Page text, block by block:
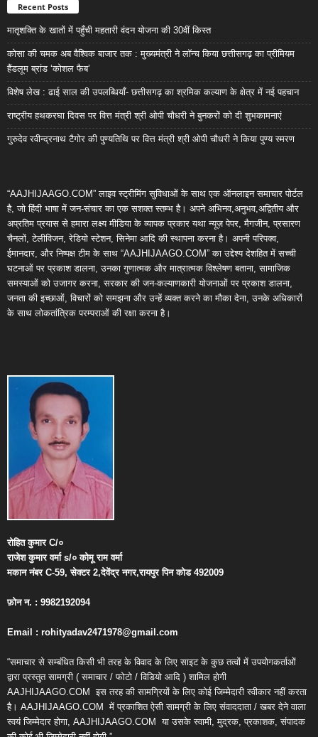
Recent Posts
मातृशक्ति के खातों में पहुँची महतारी वंदन योजना की 30वीं किस्त
कोसा की चमक अब वैश्विक बाजार तक : मुख्यमंत्री ने लॉन्च किया छत्तीसगढ़ का प्रीमियम
हैंडलूम ब्रांड ‘कोशल फैब’
विशेष लेख : ढाई साल की उपलब्धियाँ- छत्तीसगढ़ का श्रमिक कल्याण के क्षेत्र में नई पहचान
राष्ट्रीय हथकरघा दिवस पर वित्त मंत्री श्री ओपी चौधरी ने बुनकरों को दी शुभकामनाएं
गुरुदेव रवीन्द्रनाथ टैगोर की पुण्यतिथि पर वित्त मंत्री श्री ओपी चौधरी ने किया पुण्य स्मरण
“AAJHIJAAGO.COM” लाइव स्ट्रीमिंग सुविधाओं के साथ एक ऑनलाइन समाचार पोर्टल
है, जो हिंदी भाषा में जन-संचार का एक सशक्त स्तम्भ है। अपने अभिनव,अनुभव,अद्वितीय और
अप्रतिम प्रयास से हमारा लक्ष्य मीडिया के व्यापक प्रकार यथा न्यूज़ पेपर, मैगजीन, प्रसारण
चैनलों, टेलीविजन, रेडियो स्टेशन, सिनेमा आदि की स्थापना करना है। अपनी परिपक्व,
ईमानदार, और निष्पक्ष टीम के साथ “AAJHIJAAGO.COM” का उद्देश्य देशहित में सच्ची
घटनाओं पर प्रकाश डालना, उनका गुणात्मक और मात्रात्मक विश्लेषण बताना, सामाजिक
समस्याओं को उजागर करना, सरकार की जन-कल्याणकारी योजनाओं पर प्रकाश डालना,
जनता की इच्छाओं, विचारों को समझना और उन्हें व्यक्त करने का मौका देना, उनके अधिकारों
के साथ लोकतांत्रिक परम्पराओं की रक्षा करना है।
रोहित कुमारC/०
राजेश कुमार वर्माs/० कोमू राम वर्मा
मकान नंबरC-59,सेक्टर2,देवेंद्र नगर,रायपुर पिन कोड492009
फ़ोन न. : 9982192094
Email : rohityadav2471978@gmail.com
“समाचार से सम्बंधित किसी भी तरह के विवाद के लिए साइट के कुछ तत्वों में उपयोगकर्ताओं
द्वारा प्रस्तुत सामग्री ( समाचार / फोटो / विडियो आदि ) शामिल होगी
AAJHIJAAGO.COM इस तरह की सामग्रियों के लिए कोई जिम्मेदारी स्वीकार नहीं करता
है। AAJHIJAAGO.COM में प्रकाशित ऐसी सामग्री के लिए संवाददाता / खबर देने वाला
स्वयं जिम्मेदार होगा, AAJHIJAAGO.COM या उसके स्वामी, मुद्रक, प्रकाशक, संपादक